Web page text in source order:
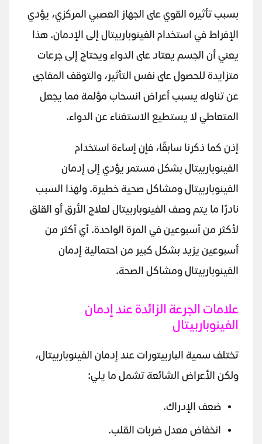
بسبب تأثيره القوي على الجهاز العصبي المركزي، يؤدي
الإفراط في استخدام الفينوباربيتال إلى الإدمان. هذا
يعني أن الجسم يعتاد على الدواء ويحتاج إلى جرعات
متزايدة للحصول على نفس التأثير، والتوقف المفاجئ
عن تناوله يسبب أعراض انسحاب مؤلمة مما يجعل
المتعاطي لا يستطيع الاستغناء عن الدواء.
إذن كما ذكرنا سابقًا، فإن إساءة استخدام
الفينوباربيتال بشكل مستمر يؤدي إلى إدمان
الفينوباربيتال ومشاكل صحية خطيرة. ولهذا السبب
نادرًا ما يتم وصف الفينوباربيتال لعلاج الأرق أو القلق
لأكثر من أسبوعين في المرة الواحدة. أي أكثر من
أسبوعين يزيد بشكل كبير من احتمالية إدمان
الفينوباربيتال ومشاكل الصحة.
علامات الجرعة الزائدة عند إدمان
الفينوباربيتال
تختلف سمية الباربيتورات عند إدمان الفينوباربيتال،
ولكن الأعراض الشائعة تشمل ما يلي:
ضعف الإدراك.
انخفاض معدل ضربات القلب.